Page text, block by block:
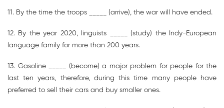
11. By the time the troops _____ (arrive), the war will have ended.
12. By the year 2020, linguists _____ (study) the Indy-European
language family for more than 200 years.
13. Gasoline _____ (become) a major problem for people for the
last ten years, therefore, during this time many people have
preferred to sell their cars and buy smaller ones.